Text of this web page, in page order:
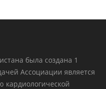
была создана 1
Ассоциации является
кардиологической